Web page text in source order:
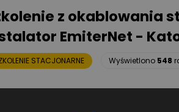
z okablowania
EmiterNet -
STACJONARNE Wyświetlono 548